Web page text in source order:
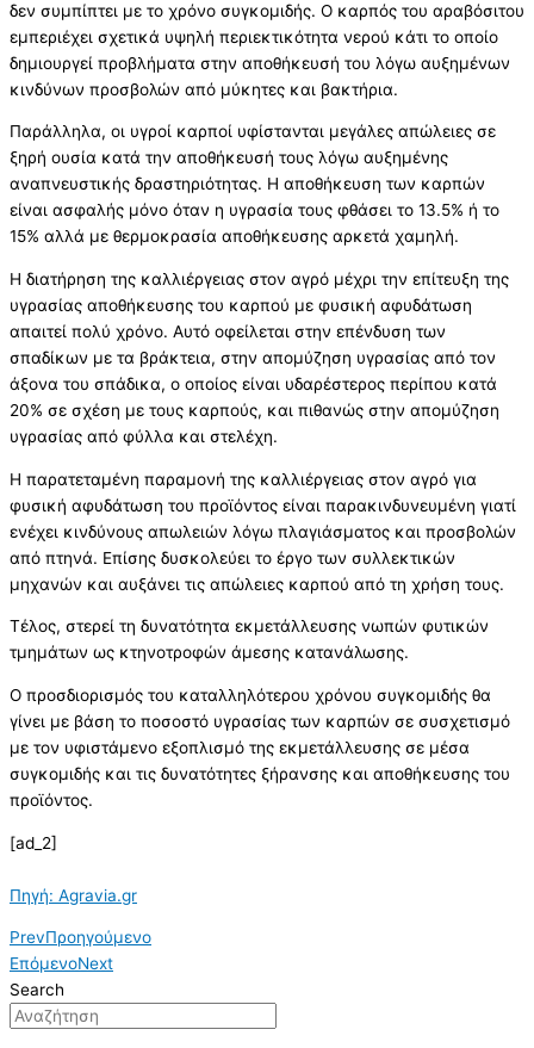
δεν συμπίπτει με το χρόνο συγκομιδής. Ο καρπός του αραβόσιτου
εμπεριέχει σχετικά υψηλή περιεκτικότητα νερού κάτι το οποίο
δημιουργεί προβλήματα στην αποθήκευσή του λόγω αυξημένων
κινδύνων προσβολών από μύκητες και βακτήρια.
Παράλληλα, οι υγροί καρποί υφίστανται μεγάλες απώλειες σε
ξηρή ουσία κατά την αποθήκευσή τους λόγω αυξημένης
αναπνευστικής δραστηριότητας. Η αποθήκευση των καρπών
είναι ασφαλής μόνο όταν η υγρασία τους φθάσει το 13.5% ή το
15% αλλά με θερμοκρασία αποθήκευσης αρκετά χαμηλή.
Η διατήρηση της καλλιέργειας στον αγρό μέχρι την επίτευξη της
υγρασίας αποθήκευσης του καρπού με φυσική αφυδάτωση
απαιτεί πολύ χρόνο. Αυτό οφείλεται στην επένδυση των
σπαδίκων με τα βράκτεια, στην απομύζηση υγρασίας από τον
άξονα του σπάδικα, ο οποίος είναι υδαρέστερος περίπου κατά
20% σε σχέση με τους καρπούς, και πιθανώς στην απομύζηση
υγρασίας από φύλλα και στελέχη.
Η παρατεταμένη παραμονή της καλλιέργειας στον αγρό για
φυσική αφυδάτωση του προϊόντος είναι παρακινδυνευμένη γιατί
ενέχει κινδύνους απωλειών λόγω πλαγιάσματος και προσβολών
από πτηνά. Επίσης δυσκολεύει το έργο των συλλεκτικών
μηχανών και αυξάνει τις απώλειες καρπού από τη χρήση τους.
Τέλος, στερεί τη δυνατότητα εκμετάλλευσης νωπών φυτικών
τμημάτων ως κτηνοτροφών άμεσης κατανάλωσης.
Ο προσδιορισμός του καταλληλότερου χρόνου συγκομιδής θα
γίνει με βάση το ποσοστό υγρασίας των καρπών σε συσχετισμό
με τον υφιστάμενο εξοπλισμό της εκμετάλλευσης σε μέσα
συγκομιδής και τις δυνατότητες ξήρανσης και αποθήκευσης του
προϊόντος.
[ad_2]
Πηγή: Agravia.gr
PrevΠροηγούμενο
ΕπόμενοNext
Search